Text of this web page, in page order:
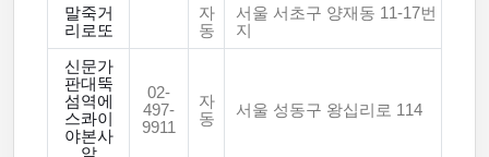
말죽거
리로또
자
동
서울 서초구 양재동 11-17번
지
신문가
판대뚝
섬역에
스콰이
야본사
02-
497-
9911
자
동
서울 성동구 왕십리로 114